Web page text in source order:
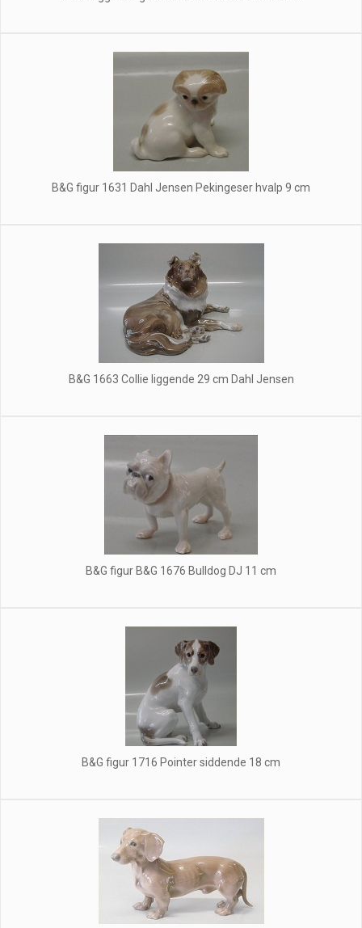
B&G figur 1631 Dahl Jensen Pekingeser hvalp 9 cm
B&G 1663 Collie liggende 29 cm Dahl Jensen
B&G figur B&G 1676 Bulldog DJ 11 cm
B&G figur 1716 Pointer siddende 18 cm